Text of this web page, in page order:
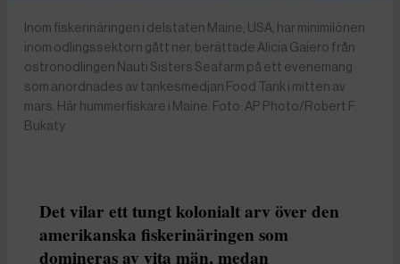
Inom fiskerinäringen i delstaten Maine, USA, har minimilönen
inom odlingssektorn gått ner, berättade Alicia Gaiero från
ostronodlingen Nauti Sisters Seafarm på ett evenemang
som anordnades av tankesmedjan Food Tank i mitten av
mars. Här hummerfiskare i Maine. Foto: AP Photo/Robert F.
Bukaty
Det vilar ett tungt kolonialt arv över den
amerikanska fiskerinäringen som
domineras av vita män, medan